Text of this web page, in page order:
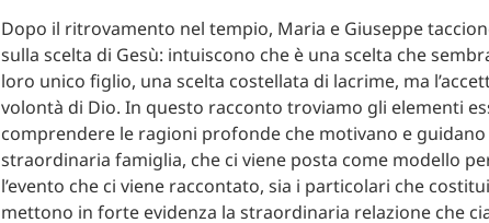
Dopo il ritrovamento nel tempio, Maria e Giuseppe
sulla scelta di Gesù: intuiscono che è una scelta che
loro unico figlio, una scelta costellata di lacrime, ma
volontà di Dio. In questo racconto troviamo gli elementi
comprendere le ragioni profonde che motivano e guidano
straordinaria famiglia, che ci viene posta come modello
l’evento che ci viene raccontato, sia i particolari che
mettono in forte evidenza la straordinaria relazione che